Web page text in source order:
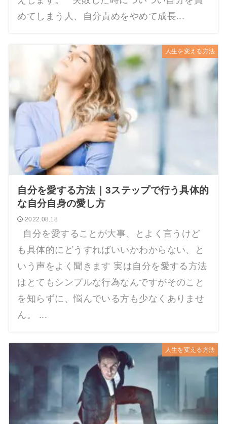
めてしまう人、自分責めをやめて成長...
人生を変える方法
自分を愛する方法｜3ステップで行う具体的
な自分自身の愛し方
2022.08.18
自分を愛することが大事、とよく言うけど
も具体的にどうすればいいかわからない、と
いう声をよく聞きます 実は自分を愛する方法
はとてもシンプルな行為なんですがそのこと
を知らずに、悩んでいる方も少なくありませ
ん。 ...
人生を変える方法